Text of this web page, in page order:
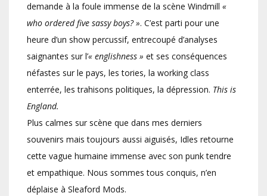
demande à la foule immense de la scène Windmill «
who ordered five sassy boys? ». C’est parti pour une
heure d’un show percussif, entrecoupé d’analyses
saignantes sur l’« englishness » et ses conséquences
néfastes sur le pays, les tories, la working class
enterrée, les trahisons politiques, la dépression. This is
England.
Plus calmes sur scène que dans mes derniers
souvenirs mais toujours aussi aiguisés, Idles retourne
cette vague humaine immense avec son punk tendre
et empathique. Nous sommes tous conquis, n’en
déplaise à Sleaford Mods.